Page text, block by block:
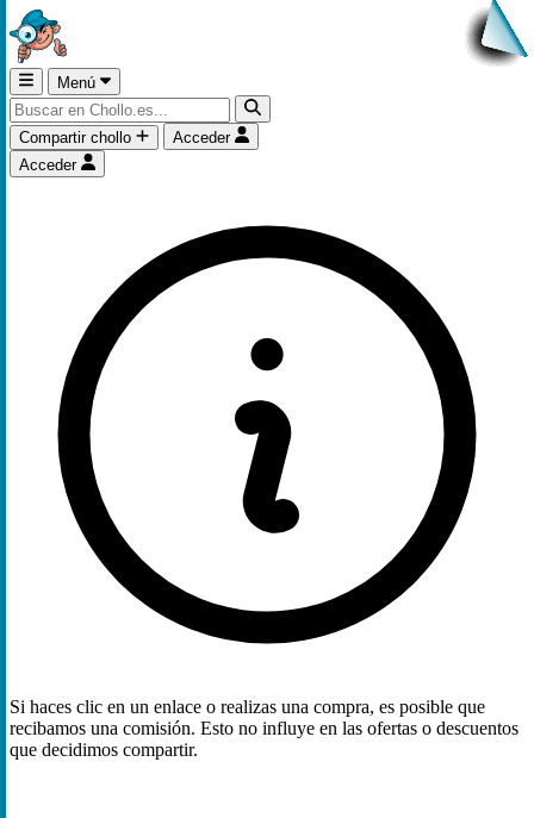
Menú
Compartir chollo
Acceder
Acceder
Si haces clic en un enlace o realizas una compra, es posible que
recibamos una comisión. Esto no influye en las ofertas o descuentos
que decidimos compartir.